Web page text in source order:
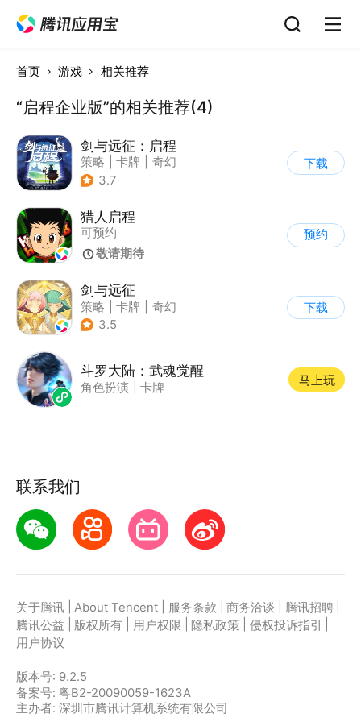
首页 游戏 相关推荐
“启程企业版”的相关推荐(4)
剑与远征：启程
策略 卡牌
奇幻
| 动漫
3.7
下载
猎人启程
可预约
敬请期待
预约
剑与远征
策略 卡牌
奇幻
| 动漫
3.5
下载
斗罗大陆：武魂觉醒
角色扮演 卡牌
马上玩
联系我们
关于腾讯 About Tencent 服务条款 商务洽谈 腾讯招聘
腾讯公益
版权所有 用户权限 隐私政策 侵权投诉指引
用户协议
版本号: 9.2.5
备案号: 粤B2-20090059-1623A
主办者: 深圳市腾讯计算机系统有限公司